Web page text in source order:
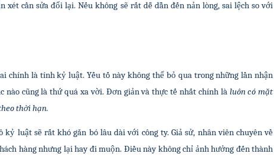
xét cần sửa đổi lại. Nếu không sẽ rất dễ dẫn đến nản lòng, sai lệch so với
chính là tính kỷ luật. Yếu tố này không thể bỏ qua trong những lần nhận
nào cũng là thứ quá xa vời. Đơn giản và thực tế nhất chính là luôn có mặt
thời hạn.
kỷ luật sẽ rất khó gắn bó lâu dài với công ty. Giả sử, nhân viên chuyên về
hàng nhưng lại hay đi muộn. Điều này không chỉ ảnh hưởng đến thành